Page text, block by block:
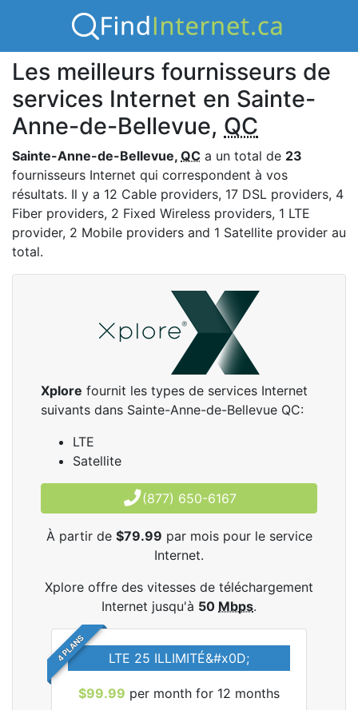
Les meilleurs fournisseurs de
services Internet en Sainte-
Anne-de-Bellevue, QC
Sainte-Anne-de-Bellevue, QC a un total de 23
fournisseurs Internet qui correspondent à vos
résultats. Il y a 12 Cable providers, 17 DSL providers, 4
Fiber providers, 2 Fixed Wireless providers, 1 LTE
provider, 2 Mobile providers and 1 Satellite provider au
total.
Xplore fournit les types de services Internet
suivants dans Sainte-Anne-de-Bellevue QC:
LTE
Satellite
(877) 650-6167
À partir de $79.99 par mois pour le service
Internet.
Xplore offre des vitesses de téléchargement
Internet jusqu'à 50 Mbps.
4 PLANS LTE 25 ILLIMITÉ&#x0D;
$99.99 per month for 12 months